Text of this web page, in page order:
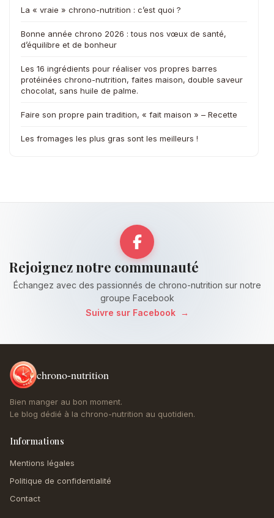
La « vraie » chrono-nutrition : c’est quoi ?
Bonne année chrono 2026 : tous nos vœux de santé,
d’équilibre et de bonheur
Les 16 ingrédients pour réaliser vos propres barres
protéinées chrono-nutrition, faites maison, double saveur
chocolat, sans huile de palme.
Faire son propre pain tradition, « fait maison » – Recette
Les fromages les plus gras sont les meilleurs !
Rejoignez notre communauté
Échangez avec des passionnés de chrono-nutrition sur notre
groupe Facebook
Suivre sur Facebook
→
chrono-nutrition
Bien manger au bon moment.
Le blog dédié à la chrono-nutrition au quotidien.
Informations
Mentions légales
Politique de confidentialité
Contact